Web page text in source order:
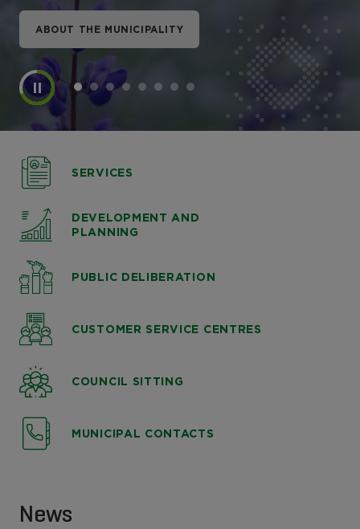
ABOUT THE MUNICIPALITY
ABOUT THE MUNICIPALITY
ABOUT THE MUNICIPALITY
ABOUT THE MUNICIPALITY
ABOUT THE MUNICIPALITY
ABOUT THE MUNICIPALITY
ABOUT THE MUNICIPALITY
ABOUT THE MUNICIPALITY
SERVICES
DEVELOPMENT AND
PLANNING
PUBLIC DELIBERATION
CUSTOMER SERVICE CENTRES
COUNCIL SITTING
MUNICIPAL CONTACTS
News